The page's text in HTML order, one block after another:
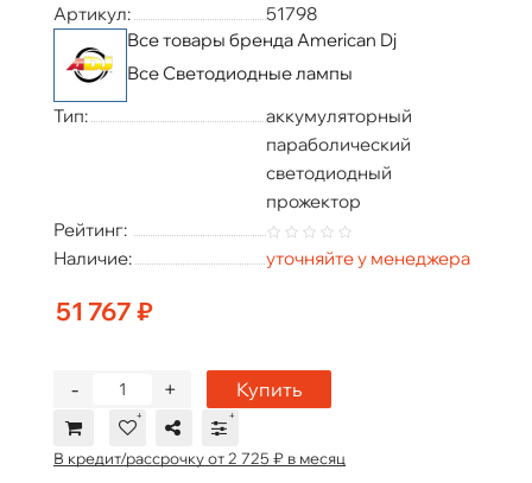
Артикул:
51798
Все товары бренда American Dj
Все Светодиодные лампы
Тип:
аккумуляторный
параболический
светодиодный
прожектор
Рейтинг:
Наличие:
уточняйте у менеджера
51 767 ₽
+
- Купить
В кредит/рассрочку от 2 725 ₽ в месяц